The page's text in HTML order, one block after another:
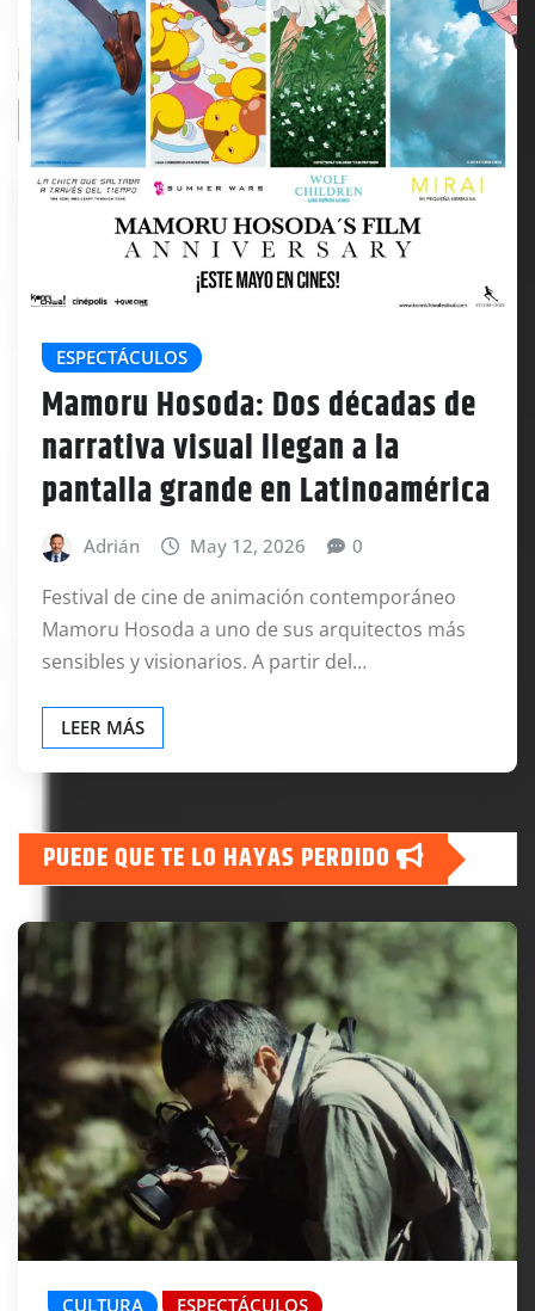
ESPECTÁCULOS
Mamoru Hosoda: Dos décadas de
narrativa visual llegan a la
pantalla grande en Latinoamérica
Adrián May 12, 2026 0
Festival de cine de animación contemporáneo
Mamoru Hosoda a uno de sus arquitectos más
sensibles y visionarios. A partir del…
LEER MÁS
PUEDE QUE TE LO HAYAS PERDIDO
CULTURA ESPECTÁCULOS